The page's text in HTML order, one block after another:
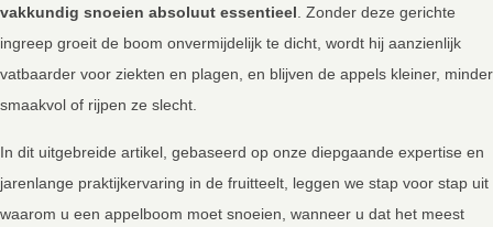
vakkundig snoeien absoluut essentieel . Zonder deze gerichte
ingreep groeit de boom onvermijdelijk te dicht, wordt hij aanzienlijk
vatbaarder voor ziekten en plagen, en blijven de appels kleiner, minder
smaakvol of rijpen ze slecht.
In dit uitgebreide artikel, gebaseerd op onze diepgaande expertise en
jarenlange praktijkervaring in de fruitteelt, leggen we stap voor stap uit
waarom u een appelboom moet snoeien, wanneer u dat het meest